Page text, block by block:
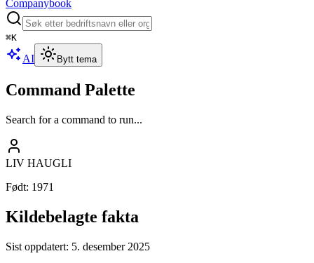
Companybook
⌘K
AI Bytt tema
Command Palette
Search for a command to run...
LIV HAUGLI
Født: 1971
Kildebelagte fakta
Sist oppdatert: 5. desember 2025